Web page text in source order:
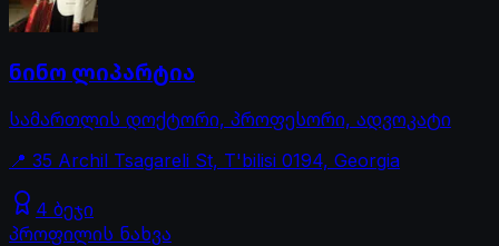
ნინო ლიპარტია
სამართლის დოქტორი, პროფესორი, ადვოკატი
📍 35 Archil Tsagareli St, T'bilisi 0194, Georgia
4 ბეჯი
პროფილის ნახვა